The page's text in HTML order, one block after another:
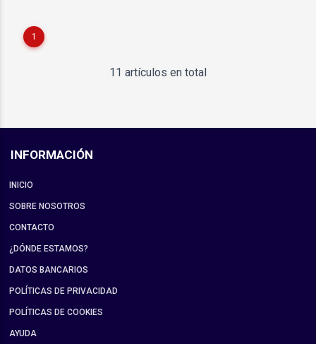
1
11 artículos en total
INFORMACIÓN
INICIO
SOBRE NOSOTROS
CONTACTO
¿DÓNDE ESTAMOS?
DATOS BANCARIOS
POLÍTICAS DE PRIVACIDAD
POLÍTICAS DE COOKIES
AYUDA